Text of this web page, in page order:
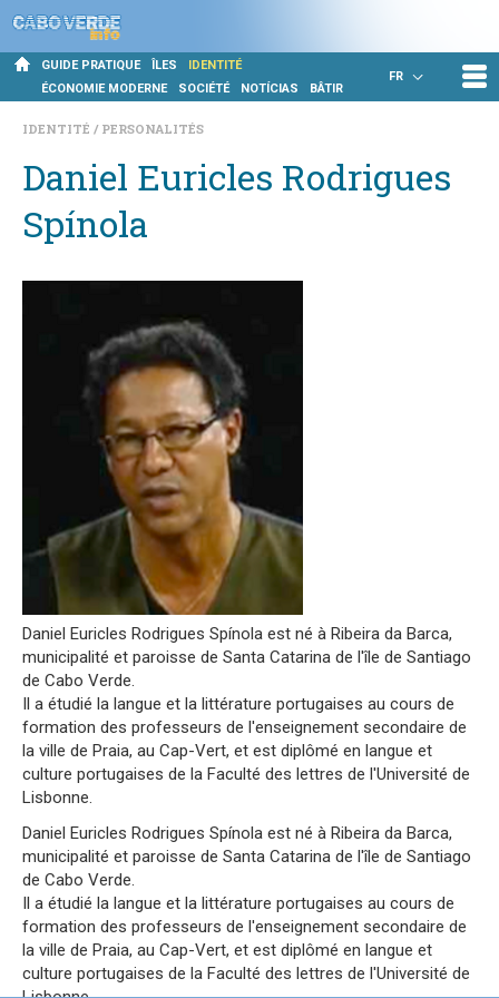
GUIDE PRATIQUE ÎLES
IDENTITÉ
ÉCONOMIE MODERNE
SOCIÉTÉ NOTÍCIAS BÂTIR
FR
IDENTITÉ PERSONALITÉS
Daniel Euricles Rodrigues
Spínola
Daniel Euricles Rodrigues Spínola est né à Ribeira da Barca,
municipalité et paroisse de Santa Catarina de l'île de Santiago
de Cabo Verde.
Il a étudié la langue et la littérature portugaises au cours de
formation des professeurs de l'enseignement secondaire de
la ville de Praia, au Cap-Vert, et est diplômé en langue et
culture portugaises de la Faculté des lettres de l'Université de
Lisbonne.
Daniel Euricles Rodrigues Spínola est né à Ribeira da Barca,
municipalité et paroisse de Santa Catarina de l'île de Santiago
de Cabo Verde.
Il a étudié la langue et la littérature portugaises au cours de
formation des professeurs de l'enseignement secondaire de
la ville de Praia, au Cap-Vert, et est diplômé en langue et
culture portugaises de la Faculté des lettres de l'Université de